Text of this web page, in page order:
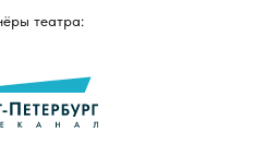
театра: